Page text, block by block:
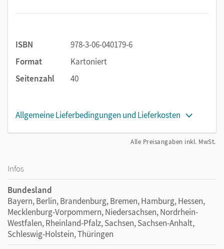
ISBN
978-3-06-040179-6
Format
Kartoniert
Seitenzahl
40
Allgemeine Lieferbedingungen und Lieferkosten
Alle Preisangaben inkl. MwSt.
Infos
Bundesland
Bayern, Berlin, Brandenburg, Bremen, Hamburg, Hessen,
Mecklenburg-Vorpommern, Niedersachsen, Nordrhein-
Westfalen, Rheinland-Pfalz, Sachsen, Sachsen-Anhalt,
Schleswig-Holstein, Thüringen